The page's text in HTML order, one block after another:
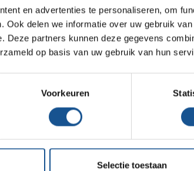
en advertenties te personaliseren, om
Ook delen we informatie over uw gebruik
Deze partners kunnen deze gegevens
op basis van uw gebruik van hun
Voorkeuren
Selectie toestaan
Verrijdbaar onderstel
Verrijdbaar onderstel
en klinieken, Zorginstellingen
Medicijn- en
Werkplekinrichting
Assortiment